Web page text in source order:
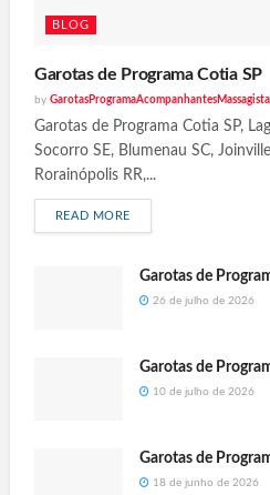
BLOG
Garotas de Programa Cotia SP
by
Garotas de Programa Cotia SP,
Socorro SE, Blumenau SC,
Rorainópolis RR,...
READ MORE
Garotas de
26 de julho de 2026
Garotas de
10 de julho de 2026
Garotas de
18 de junho de 2026